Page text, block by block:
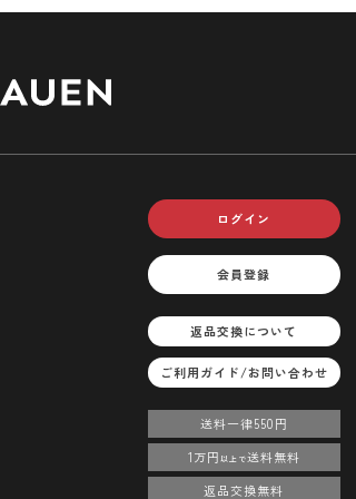
ログイン
会員登録
返品交換について
ご利用ガイド/お問い合わせ
送料一律550円
1万円 以上で送料無料
返品交換無料